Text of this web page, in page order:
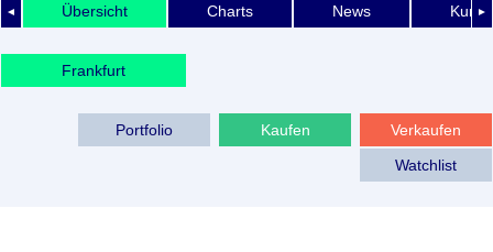
◄ ►
Übersicht Charts News
Frankfurt
Verkaufen
Kaufen
Portfolio
Watchlist